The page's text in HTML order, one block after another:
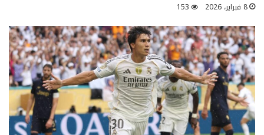
8 فبراير، 2026 153